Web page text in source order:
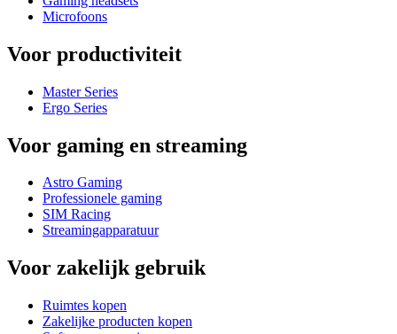
Microfoons
Voor productiviteit
Master Series
Ergo Series
Voor gaming en streaming
Astro Gaming
Professionele gaming
SIM Racing
Streamingapparatuur
Voor zakelijk gebruik
Ruimtes kopen
Zakelijke producten kopen